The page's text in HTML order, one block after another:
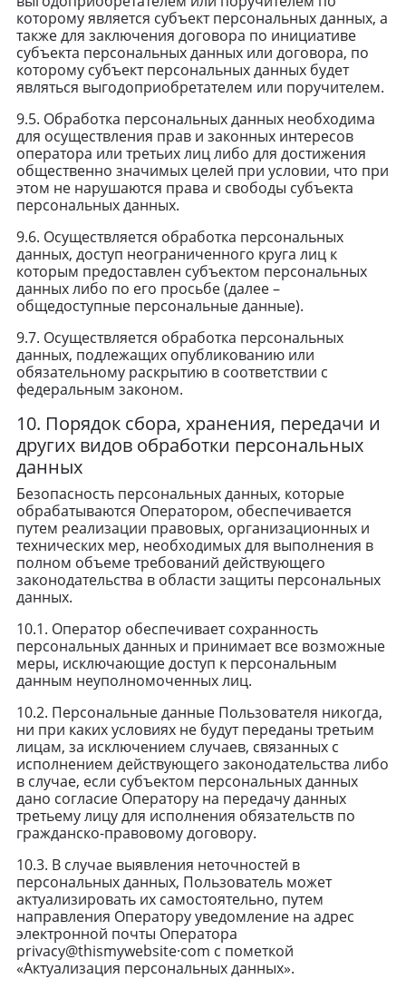
которому является субъект персональных данных, а
также для заключения договора по инициативе
субъекта персональных данных или договора, по
которому субъект персональных данных будет
являться выгодоприобретателем или поручителем.
9.5. Обработка персональных данных необходима
для осуществления прав и законных интересов
оператора или третьих лиц либо для достижения
общественно значимых целей при условии, что при
этом не нарушаются права и свободы субъекта
персональных данных.
9.6. Осуществляется обработка персональных
данных, доступ неограниченного круга лиц к
которым предоставлен субъектом персональных
данных либо по его просьбе (далее –
общедоступные персональные данные).
9.7. Осуществляется обработка персональных
данных, подлежащих опубликованию или
обязательному раскрытию в соответствии с
федеральным законом.
10. Порядок сбора, хранения, передачи и
других видов обработки персональных
данных
Безопасность персональных данных, которые
обрабатываются Оператором, обеспечивается
путем реализации правовых, организационных и
технических мер, необходимых для выполнения в
полном объеме требований действующего
законодательства в области защиты персональных
данных.
10.1. Оператор обеспечивает сохранность
персональных данных и принимает все возможные
меры, исключающие доступ к персональным
данным неуполномоченных лиц.
10.2. Персональные данные Пользователя никогда,
ни при каких условиях не будут переданы третьим
лицам, за исключением случаев, связанных с
исполнением действующего законодательства либо
в случае, если субъектом персональных данных
дано согласие Оператору на передачу данных
третьему лицу для исполнения обязательств по
гражданско-правовому договору.
10.3. В случае выявления неточностей в
персональных данных, Пользователь может
актуализировать их самостоятельно, путем
направления Оператору уведомление на адрес
электронной почты Оператора
privacy@thismywebsite·com с пометкой
«Актуализация персональных данных».